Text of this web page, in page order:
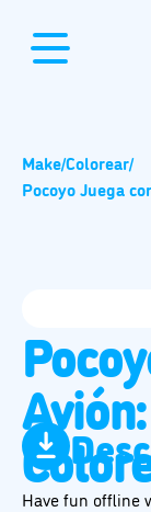
Make/Colorear/
Pocoyo Juega
Have fun offline